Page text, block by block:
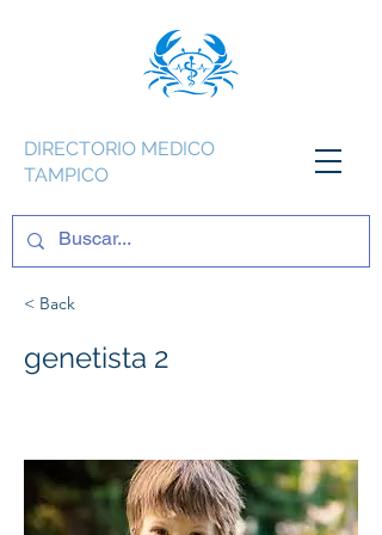
DIRECTORIO MEDICO
TAMPICO
< Back
genetista 2